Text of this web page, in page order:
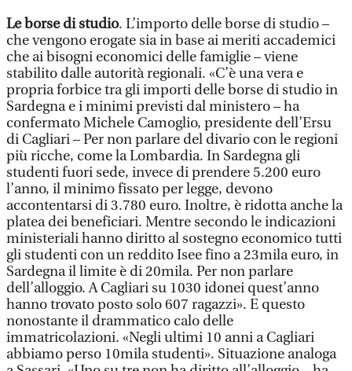
Le borse di studio. L’importo delle borse di studio –
che vengono erogate sia in base ai meriti accademici
che ai bisogni economici delle famiglie – viene
stabilito dalle autorità regionali. «C’è una vera e
propria forbice tra gli importi delle borse di studio in
Sardegna e i minimi previsti dal ministero – ha
confermato Michele Camoglio, presidente dell’Ersu
di Cagliari – Per non parlare del divario con le regioni
più ricche, come la Lombardia. In Sardegna gli
studenti fuori sede, invece di prendere 5.200 euro
l’anno, il minimo fissato per legge, devono
accontentarsi di 3.780 euro. Inoltre, è ridotta anche la
platea dei beneficiari. Mentre secondo le indicazioni
ministeriali hanno diritto al sostegno economico tutti
gli studenti con un reddito Isee fino a 23mila euro, in
Sardegna il limite è di 20mila. Per non parlare
dell’alloggio. A Cagliari su 1030 idonei quest’anno
hanno trovato posto solo 607 ragazzi». E questo
nonostante il drammatico calo delle
immatricolazioni. «Negli ultimi 10 anni a Cagliari
abbiamo perso 10mila studenti». Situazione analoga